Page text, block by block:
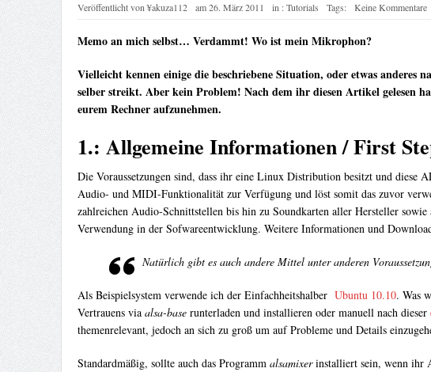
Veröffentlicht von¥akuza112 am26. März 2011 in :Tutorials Tags: Keine Kommentare
Memo an mich selbst… Verdammt! Wo ist mein Mikrophon?
Vielleicht kennen einige die beschriebene Situation, oder etwas anderes
selber streikt. Aber kein Problem! Nach dem ihr diesen Artikel gelesen
eurem Rechner aufzunehmen.
1.: Allgemeine Informationen / First
Die Voraussetzungen sind, dass ihr eine Linux Distribution besitzt und diese
Audio- und MIDI-Funktionalität zur Verfügung und löst somit das zuvor
zahlreichen Audio-Schnittstellen bis hin zu Soundkarten aller Hersteller
Verwendung in der Sofwareentwicklung. Weitere Informationen und
Natürlich gibt es auch andere Mittel unter anderen
Als Beispielsystem verwende ich der Einfachheitshalber Ubuntu 10.10. Was
Vertrauens via alsa-baserunterladen und installieren oder manuell nach dieser
themenrelevant, jedoch an sich zu groß um auf Probleme und Details
Standardmäßig, sollte auch das Programm alsamixerinstalliert sein, wenn ihr